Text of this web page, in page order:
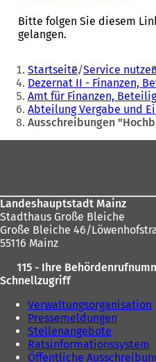
f
t
i
n
e
i
n
n
b
Bitte folgen Sie diesem
gelangen.
Sie
befinden
sich
hier:
Startseite Service nutzen
Dezernat II - Finanzen,
Amt für Finanzen,
Abteilung Vergabe und
Ausschreibungen
Landeshauptstadt Mainz
Stadthaus Große Bleiche
Große Bleiche 46/
55116 Mainz
115 - Ihre
Schnellzugriff
Verwaltungsorganisation
Pressemeldungen
Stellenangebote
Ratsinformationssystem
Öffentliche